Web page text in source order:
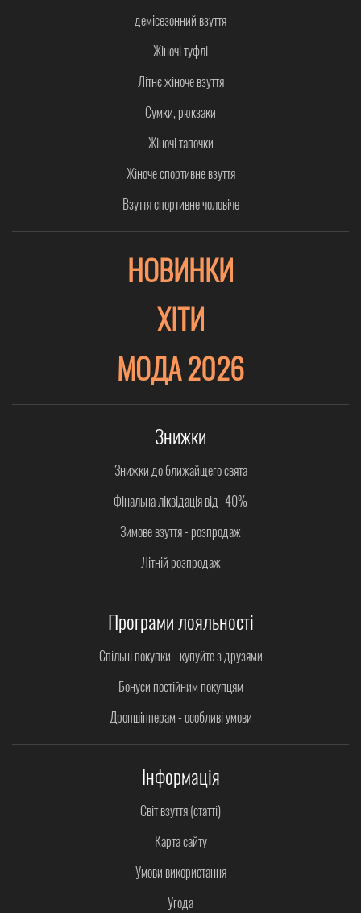
демісезонний взуття
Жіночі туфлі
Літнє жіноче взуття
Сумки, рюкзаки
Жіночі тапочки
Жіноче спортивне взуття
Взуття спортивне чоловіче
НОВИНКИ
ХІТИ
МОДА 2026
Знижки
Знижки до ближайщего свята
Фінальна ліквідація від -40%
Зимове взуття - розпродаж
Літній розпродаж
Програми лояльності
Спільні покупки - купуйте з друзями
Бонуси постійним покупцям
Дропшіпперам - особливі умови
Інформація
Світ взуття (статті)
Карта сайту
Умови використання
Угода